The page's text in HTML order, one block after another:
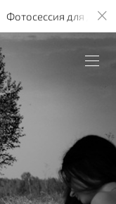
Фотосессия для